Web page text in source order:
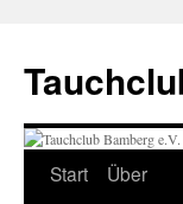
Start
Über